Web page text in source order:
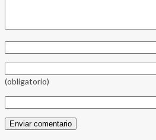
(obligatorio)